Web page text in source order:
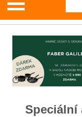
Speciální